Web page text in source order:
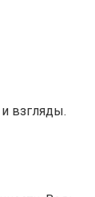
взгляды.